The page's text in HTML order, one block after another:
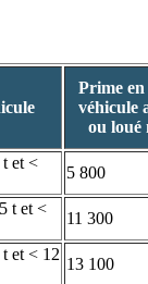
Prime
véhicule
ou loué
et <
5 800
t et <
11 300
et < 12
13 100